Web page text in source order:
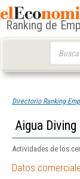
Ranking de
Directorio Ranking
Aigua Diving
Actividades de los
Datos